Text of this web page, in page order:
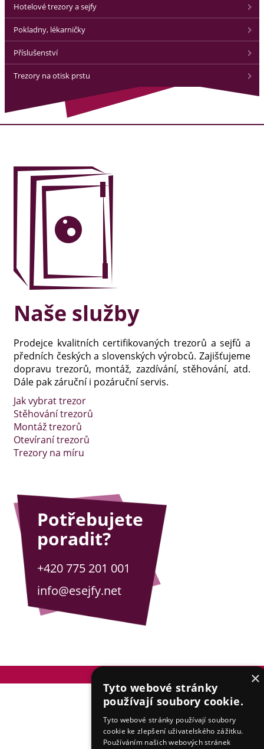
Hotelové trezory a sejfy
Pokladny, lékarničky
Příslušenství
Trezory na otisk prstu
Naše služby
Prodejce kvalitních certifikovaných trezorů a sejfů a
předních českých a slovenských výrobců. Zajišťujeme
dopravu trezorů, montáž, zazdívání, stěhování, atd.
Dále pak záruční i pozáruční servis.
Jak vybrat trezor
Stěhování trezorů
Montáž trezorů
Otevíraní trezorů
Trezory na míru
Potřebujete
poradit?
+420 775 201 001
info@esejfy.net
×
Tyto webové stránky
používají soubory cookie.
Tyto webové stránky používají soubory
cookie ke zlepšení uživatelského zážitku.
Používáním našich webových stránek